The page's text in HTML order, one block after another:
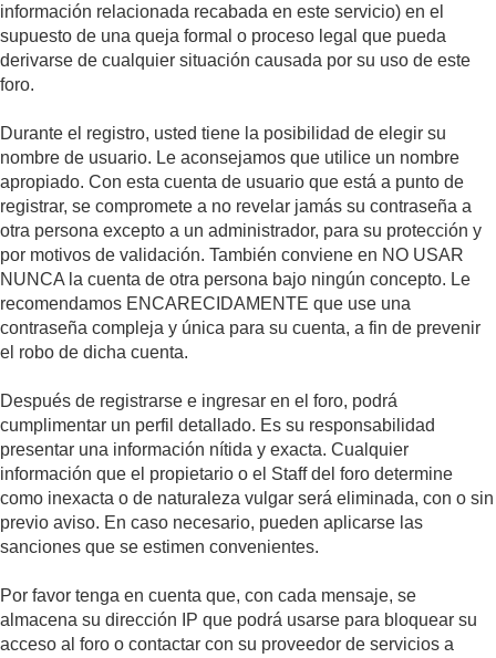
información relacionada recabada en este servicio) en el
supuesto de una queja formal o proceso legal que pueda
derivarse de cualquier situación causada por su uso de este
foro.
Durante el registro, usted tiene la posibilidad de elegir su
nombre de usuario. Le aconsejamos que utilice un nombre
apropiado. Con esta cuenta de usuario que está a punto de
registrar, se compromete a no revelar jamás su contraseña a
otra persona excepto a un administrador, para su protección y
por motivos de validación. También conviene en NO USAR
NUNCA la cuenta de otra persona bajo ningún concepto. Le
recomendamos ENCARECIDAMENTE que use una
contraseña compleja y única para su cuenta, a fin de prevenir
el robo de dicha cuenta.
Después de registrarse e ingresar en el foro, podrá
cumplimentar un perfil detallado. Es su responsabilidad
presentar una información nítida y exacta. Cualquier
información que el propietario o el Staff del foro determine
como inexacta o de naturaleza vulgar será eliminada, con o sin
previo aviso. En caso necesario, pueden aplicarse las
sanciones que se estimen convenientes.
Por favor tenga en cuenta que, con cada mensaje, se
almacena su dirección IP que podrá usarse para bloquear su
acceso al foro o contactar con su proveedor de servicios a